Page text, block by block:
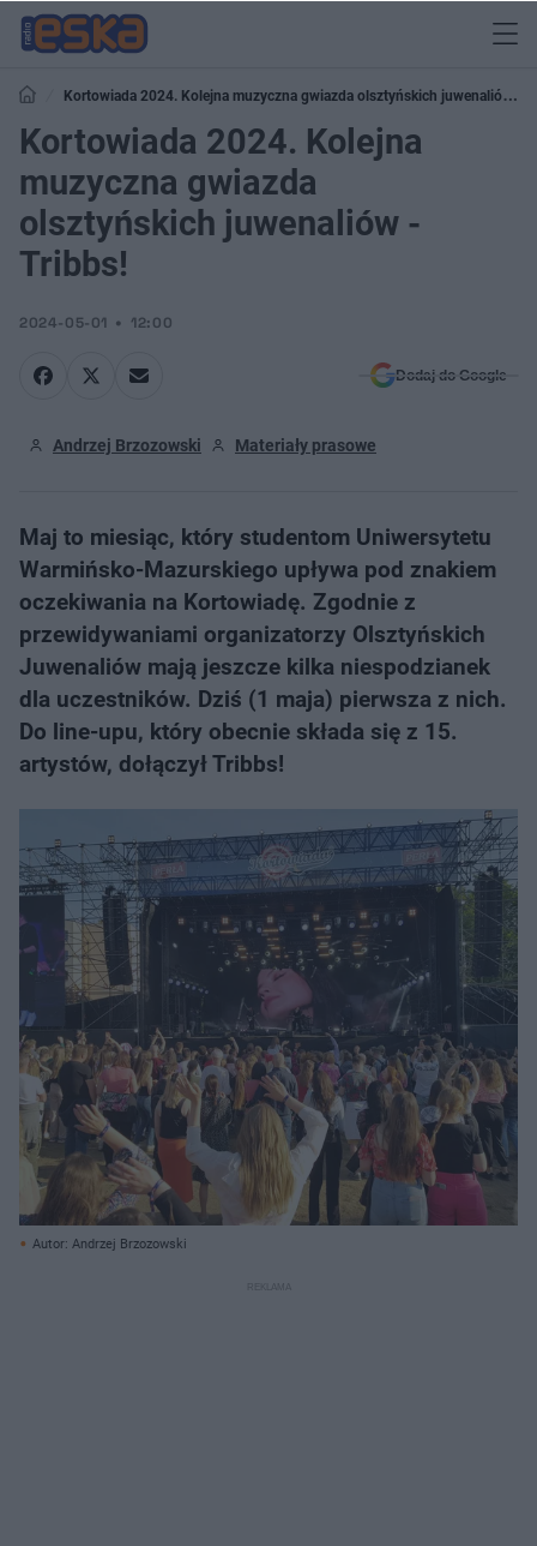
Kortowiada 2024. Kolejna muzyczna gwiazda olsztyńskich juwenaliów -
Tribbs!
Kortowiada 2024. Kolejna
muzyczna gwiazda
olsztyńskich juwenaliów -
Tribbs!
2024-05-01 12:00
Dodaj do Google
Andrzej Brzozowski Materiały prasowe
Maj to miesiąc, który studentom Uniwersytetu
Warmińsko-Mazurskiego upływa pod znakiem
oczekiwania na Kortowiadę. Zgodnie z
przewidywaniami organizatorzy Olsztyńskich
Juwenaliów mają jeszcze kilka niespodzianek
dla uczestników. Dziś (1 maja) pierwsza z nich.
Do line-upu, który obecnie składa się z 15.
artystów, dołączył Tribbs!
Autor: Andrzej Brzozowski